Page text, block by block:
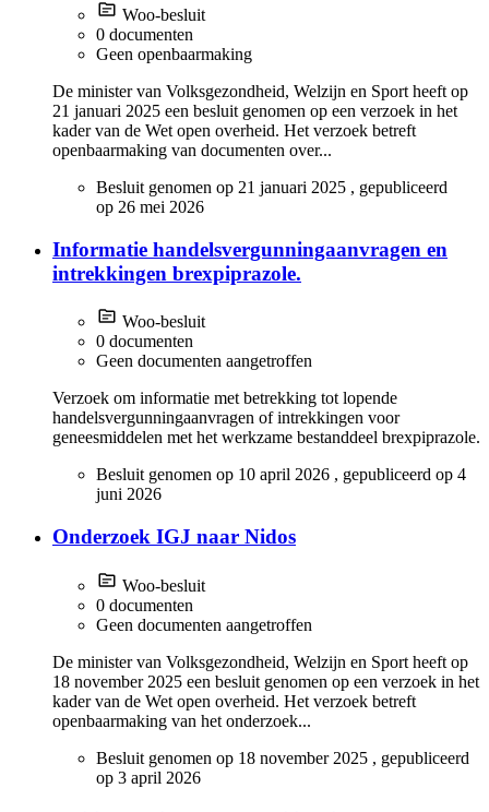
Woo-besluit
0 documenten
Geen openbaarmaking
De minister van Volksgezondheid, Welzijn en Sport heeft op
21 januari 2025 een besluit genomen op een verzoek in het
kader van de Wet open overheid. Het verzoek betreft
openbaarmaking van documenten over...
Besluit genomen op 21 januari 2025 , gepubliceerd
op 26 mei 2026
Informatie handelsvergunningaanvragen en
intrekkingen brexpiprazole.
Woo-besluit
0 documenten
Geen documenten aangetroffen
Verzoek om informatie met betrekking tot lopende
handelsvergunningaanvragen of intrekkingen voor
geneesmiddelen met het werkzame bestanddeel brexpiprazole.
Besluit genomen op 10 april 2026 , gepubliceerd op 4
juni 2026
Onderzoek IGJ naar Nidos
Woo-besluit
0 documenten
Geen documenten aangetroffen
De minister van Volksgezondheid, Welzijn en Sport heeft op
18 november 2025 een besluit genomen op een verzoek in het
kader van de Wet open overheid. Het verzoek betreft
openbaarmaking van het onderzoek...
Besluit genomen op 18 november 2025 , gepubliceerd
op 3 april 2026